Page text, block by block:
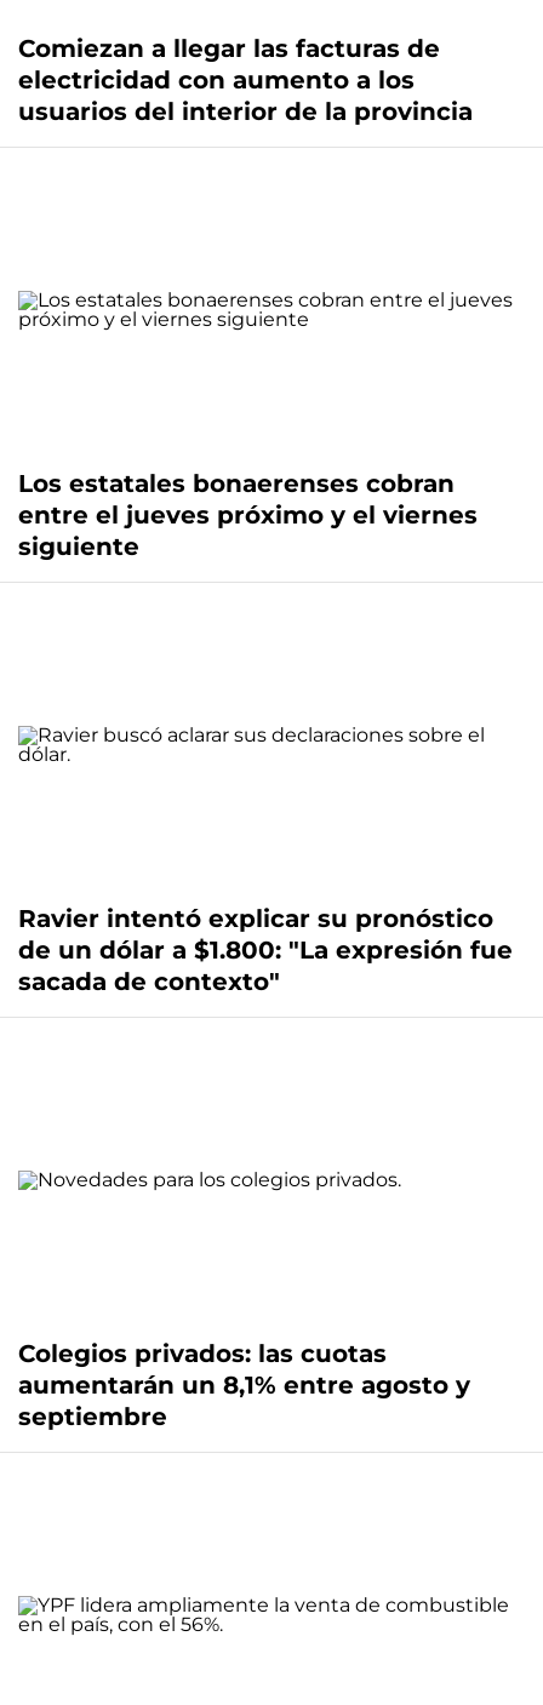
Comiezan a llegar las facturas de
electricidad con aumento a los
usuarios del interior de la provincia
Los estatales bonaerenses cobran
entre el jueves próximo y el viernes
siguiente
Ravier intentó explicar su pronóstico
de un dólar a $1.800: "La expresión fue
sacada de contexto"
Colegios privados: las cuotas
aumentarán un 8,1% entre agosto y
septiembre